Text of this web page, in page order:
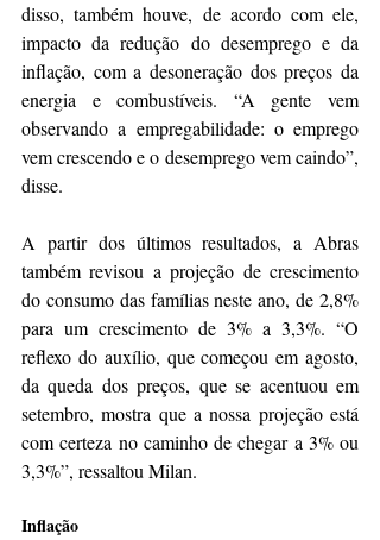
disso, também houve, de acordo com ele,
impacto da redução do desemprego e da
inflação, com a desoneração dos preços da
energia e combustíveis. “A gente vem
observando a empregabilidade: o emprego
vem crescendo e o desemprego vem caindo”,
disse.
A partir dos últimos resultados, a Abras
também revisou a projeção de crescimento
do consumo das famílias neste ano, de 2,8%
para um crescimento de 3% a 3,3%. “O
reflexo do auxílio, que começou em agosto,
da queda dos preços, que se acentuou em
setembro, mostra que a nossa projeção está
com certeza no caminho de chegar a 3% ou
3,3%”, ressaltou Milan.
Inflação